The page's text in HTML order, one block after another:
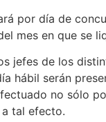
por día de
mes en que se
jefes de los
hábil serán
no sólo
tal efecto.